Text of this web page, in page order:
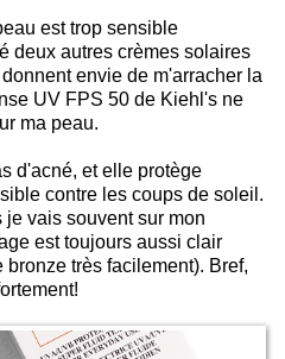
est trop sensible
deux autres crèmes solaires
envie de m'arracher la
UV FPS 50 de Kiehl's ne
ma peau.
d'acné, et elle protège
contre les coups de soleil.
vais souvent sur mon
est toujours aussi clair
très facilement). Bref,